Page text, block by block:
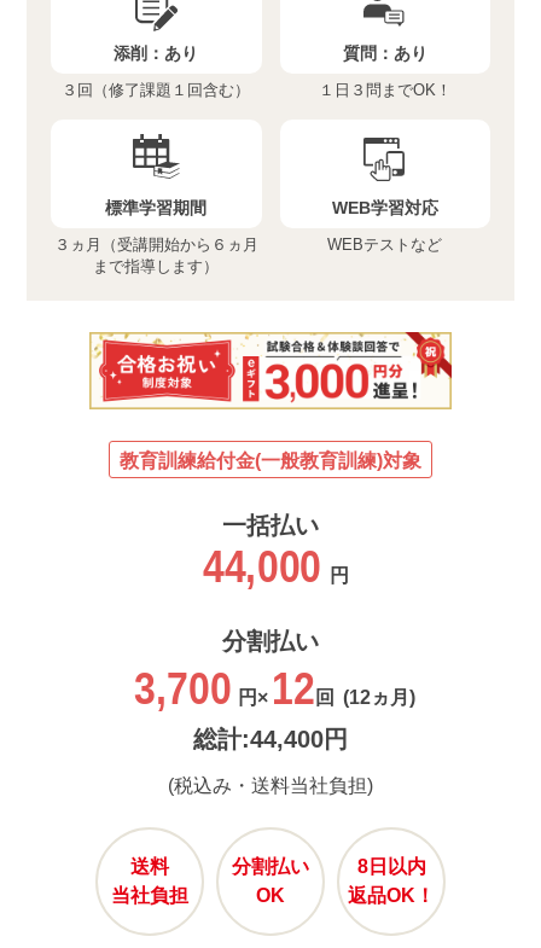
添削： あり
３回（修了課題１回含む）
質問： あり
１日３問までOK！
標準学習期間
３ヵ月（受講開始から６ヵ月
まで指導します）
WEB学習対応
WEBテストなど
教育訓練給付金(一般教育訓練)対象
一括払い
44,000 円
分割払い
3,700 円× 12 回 (12ヵ月)
総計:44,400円
(税込み・送料当社負担)
送料
当社負担
分割払い
OK
8日以内
返品OK！